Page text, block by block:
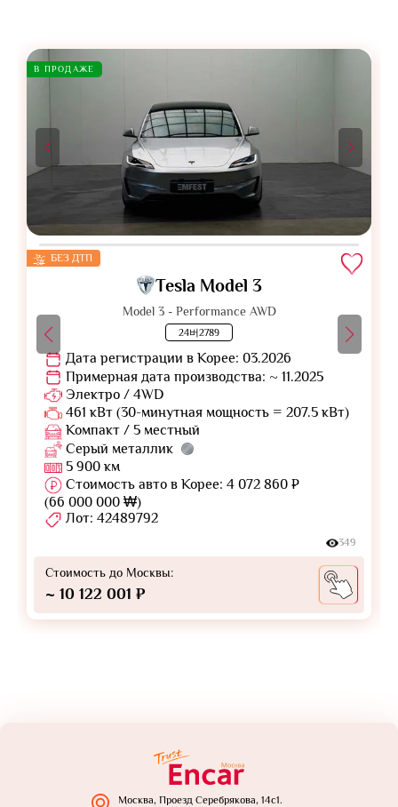
В ПРОДАЖЕ
БЕЗ ДТП
Tesla Model 3
Model 3 - Performance AWD
24버2789
Дата регистрации в Корее: 03.2026
Примерная дата производства: ~ 11.2025
Электро / 4WD
461 кВт (30-минутная мощность = 207.5 кВт)
Компакт / 5 местный
Серый металлик
5 900 км
Стоимость авто в Корее: 4 072 860 ₽
(66 000 000 ₩)
Лот: 42489792
349
Стоимость до Москвы:
~ 10 122 001 ₽
Москва, Проезд Серебрякова, 14с1.